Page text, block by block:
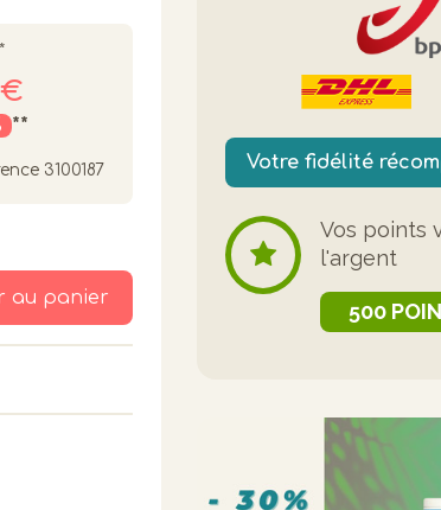
*
**
3100187
au panier
Votre fidélité
Vos points
l'argent
500